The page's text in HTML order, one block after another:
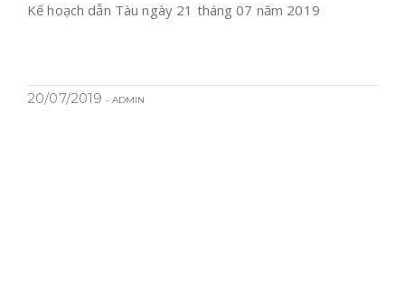
Kế hoạch dẫn Tàu ngày 21 tháng 07 năm 2019
20/07/2019 - ADMIN